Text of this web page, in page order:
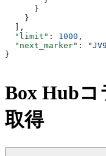
      }
    }
  ],
  "limit"
: 1000 ,
  "next_marker"
:
}
Box Hub
取得